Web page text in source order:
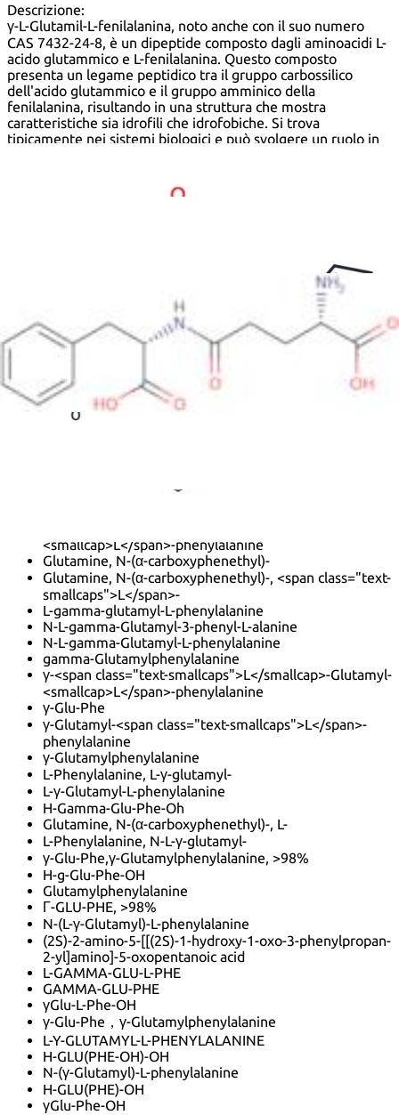
Descrizione:
γ-L-Glutamil-L-fenilalanina, noto anche con il suo numero
CAS 7432-24-8, è un dipeptide composto dagli aminoacidi L-
acido glutammico e L-fenilalanina. Questo composto
presenta un legame peptidico tra il gruppo carbossilico
dell'acido glutammico e il gruppo amminico della
fenilalanina, risultando in una struttura che mostra
caratteristiche sia idrofili che idrofobiche. Si trova
tipicamente nei sistemi biologici e può svolgere un ruolo in
nella neurotrasmissione e nella segnalazione cellulare,
applicazioni farmaceutiche e nutrizionali, in particolare nel
contesto di terapie basate su peptidi e integratori alimentari.
18
InChI:InChI=1/C14H18N2O5/c15-10(13(18)19)6-7-12(17)16-
11(14(20)21)8-9-4-2-1-3-5-9/h1-5,10-11H,6-8,15H2,(H,16,17)
(H,18,19)(H,20,21)/t10-,11-/m0/s1
InChI key:InChIKey=XHHOHZPNYFQJKL-QWRGUYRKSA-N
SMILES:C([C@H](NC(CC[C@@H]
(C(O)=O)N)=O)C(O)=O)C1=CC=CC=C1
<span class="text-smallcaps">L</smallcap>-
<smallcap>L</span>-phenylalanine
Glutamine, N-(α-carboxyphenethyl)-
Glutamine, N-(α-carboxyphenethyl)-, <span class="text-
smallcaps">L</span>-
L-gamma-glutamyl-L-phenylalanine
N-L-gamma-Glutamyl-3-phenyl-L-alanine
N-L-gamma-Glutamyl-L-phenylalanine
gamma-Glutamylphenylalanine
γ-<span class="text-smallcaps">L</smallcap>-Glutamyl-
<smallcap>L</span>-phenylalanine
γ-Glu-Phe
γ-Glutamyl-<span class="text-smallcaps">L</span>-
phenylalanine
γ-Glutamylphenylalanine
L-Phenylalanine, L-γ-glutamyl-
L-γ-Glutamyl-L-phenylalanine
H-Gamma-Glu-Phe-Oh
Glutamine, N-(α-carboxyphenethyl)-, L-
L-Phenylalanine, N-L-γ-glutamyl-
γ-Glu-Phe,γ-Glutamylphenylalanine, >98%
H-g-Glu-Phe-OH
Glutamylphenylalanine
Γ-GLU-PHE, >98%
N-(L-γ-Glutamyl)-L-phenylalanine
(2S)-2-amino-5-[[(2S)-1-hydroxy-1-oxo-3-phenylpropan-
2-yl]amino]-5-oxopentanoic acid
L-GAMMA-GLU-L-PHE
GAMMA-GLU-PHE
γGlu-L-Phe-OH
γ-Glu-Phe，γ-Glutamylphenylalanine
L-Y-GLUTAMYL-L-PHENYLALANINE
H-GLU(PHE-OH)-OH
N-(γ-Glutamyl)-L-phenylalanine
H-GLU(PHE)-OH
γGlu-Phe-OH